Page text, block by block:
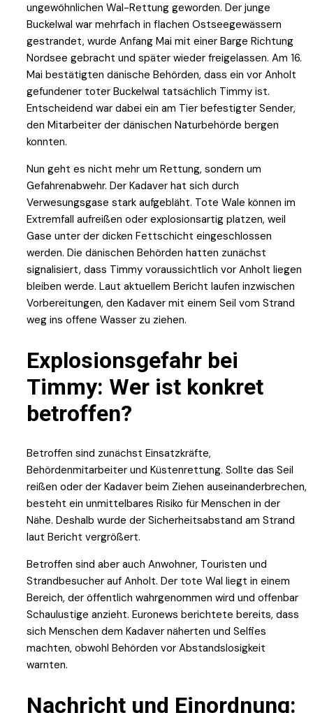
ungewöhnlichen Wal-Rettung geworden. Der junge
Buckelwal war mehrfach in flachen Ostseegewässern
gestrandet, wurde Anfang Mai mit einer Barge Richtung
Nordsee gebracht und später wieder freigelassen. Am 16.
Mai bestätigten dänische Behörden, dass ein vor Anholt
gefundener toter Buckelwal tatsächlich Timmy ist.
Entscheidend war dabei ein am Tier befestigter Sender,
den Mitarbeiter der dänischen Naturbehörde bergen
konnten.
Nun geht es nicht mehr um Rettung, sondern um
Gefahrenabwehr. Der Kadaver hat sich durch
Verwesungsgase stark aufgebläht. Tote Wale können im
Extremfall aufreißen oder explosionsartig platzen, weil
Gase unter der dicken Fettschicht eingeschlossen
werden. Die dänischen Behörden hatten zunächst
signalisiert, dass Timmy voraussichtlich vor Anholt liegen
bleiben werde. Laut aktuellem Bericht laufen inzwischen
Vorbereitungen, den Kadaver mit einem Seil vom Strand
weg ins offene Wasser zu ziehen.
Explosionsgefahr bei
Timmy: Wer ist konkret
betroffen?
Betroffen sind zunächst Einsatzkräfte,
Behördenmitarbeiter und Küstenrettung. Sollte das Seil
reißen oder der Kadaver beim Ziehen auseinanderbrechen,
besteht ein unmittelbares Risiko für Menschen in der
Nähe. Deshalb wurde der Sicherheitsabstand am Strand
laut Bericht vergrößert.
Betroffen sind aber auch Anwohner, Touristen und
Strandbesucher auf Anholt. Der tote Wal liegt in einem
Bereich, der öffentlich wahrgenommen wird und offenbar
Schaulustige anzieht. Euronews berichtete bereits, dass
sich Menschen dem Kadaver näherten und Selfies
machten, obwohl Behörden vor Abstandslosigkeit
warnten.
Nachricht und Einordnung: